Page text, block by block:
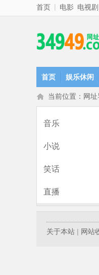
首页 | 电影 电视剧
首页 娱乐休闲
当前位置： 网
音乐
小说
笑话
直播
关于本站 | 网站